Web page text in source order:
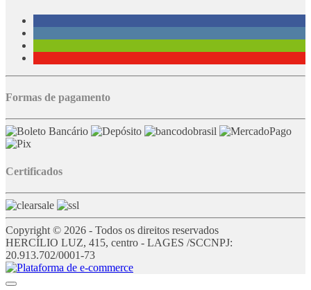
Formas de pagamento
Certificados
Copyright © 2026 - Todos os direitos reservados
HERCÍLIO LUZ, 415, centro - LAGES /SCCNPJ:
20.913.702/0001-73